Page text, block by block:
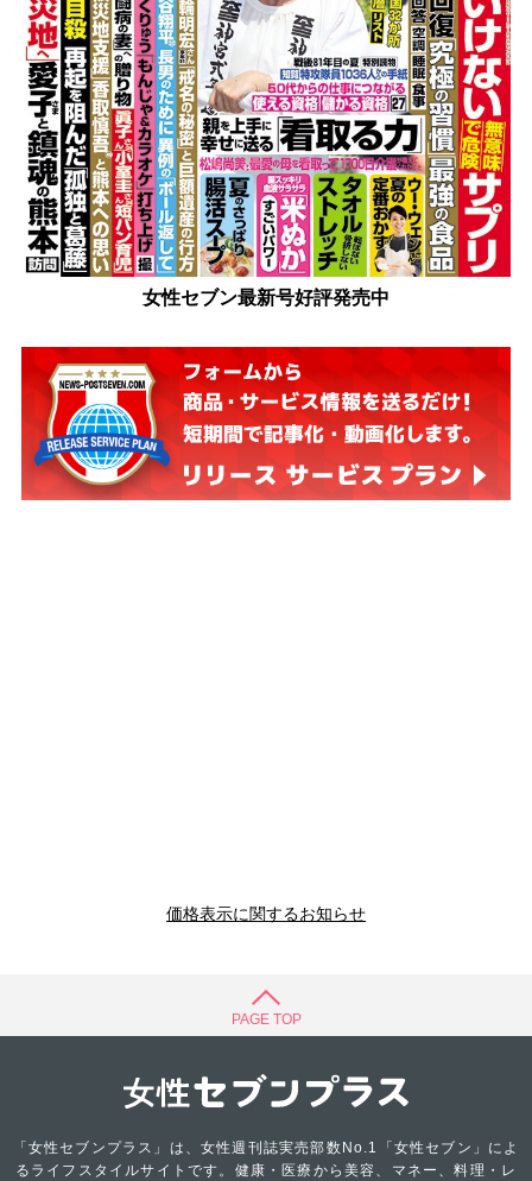
女性セブン最新号好評発売中
価格表示に関するお知らせ
PAGE TOP
「女性セブンプラス」は、女性週刊誌実売部数No.1「女性セブン」によ
るライフスタイルサイトです。健康・医療から美容、マネー、料理・レ